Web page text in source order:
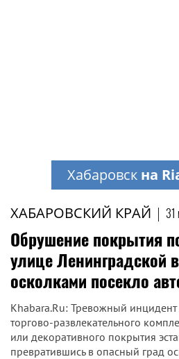
ХАБАРОВСКИЙ КРАЙ | 31
Обрушение покрытия
улице Ленинградской
осколками посекло
Khabara.Ru: Тревожный
торгово-развлекательного
или декоративного покрытия
превратившись в опасный град
Хабаровск на